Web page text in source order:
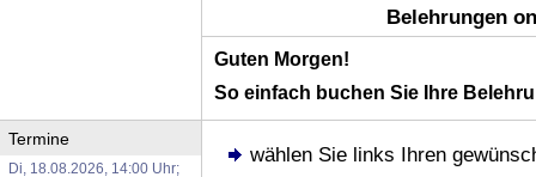
Belehrungen
Guten Morgen!
So einfach buchen Sie Ihre
Termine
Di, 18.08.2026, 14:00 Uhr;
wählen Sie links Ihren